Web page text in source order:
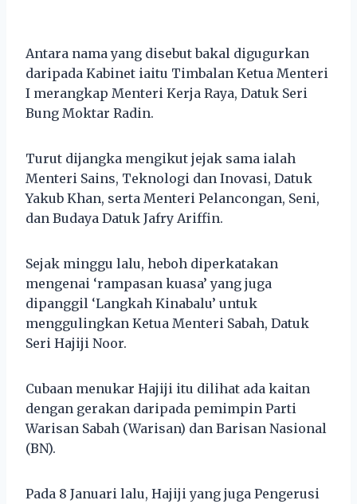
Antara nama yang disebut bakal digugurkan
daripada Kabinet iaitu Timbalan Ketua Menteri
I merangkap Menteri Kerja Raya, Datuk Seri
Bung Moktar Radin.
Turut dijangka mengikut jejak sama ialah
Menteri Sains, Teknologi dan Inovasi, Datuk
Yakub Khan, serta Menteri Pelancongan, Seni,
dan Budaya Datuk Jafry Ariffin.
Sejak minggu lalu, heboh diperkatakan
mengenai ‘rampasan kuasa’ yang juga
dipanggil ‘Langkah Kinabalu’ untuk
menggulingkan Ketua Menteri Sabah, Datuk
Seri Hajiji Noor.
Cubaan menukar Hajiji itu dilihat ada kaitan
dengan gerakan daripada pemimpin Parti
Warisan Sabah (Warisan) dan Barisan Nasional
(BN).
Pada 8 Januari lalu, Hajiji yang juga Pengerusi